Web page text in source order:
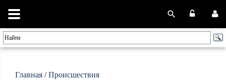
Главная /Происшествия